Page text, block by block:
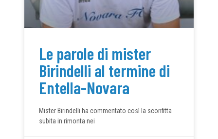
Le parole di mister
Birindelli al termine di
Entella-Novara
Mister Birindelli ha commentato così la sconfitta
subita in rimonta nei